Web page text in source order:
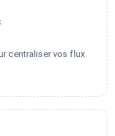
centraliser vos flux